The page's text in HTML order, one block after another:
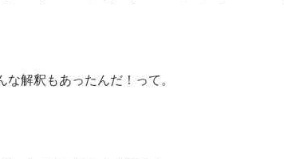
な解釈もあったんだ！って。